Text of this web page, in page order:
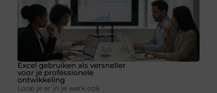
Excel gebruiken als versneller
voor je professionele
ontwikkeling
Loop je er in je werk ook